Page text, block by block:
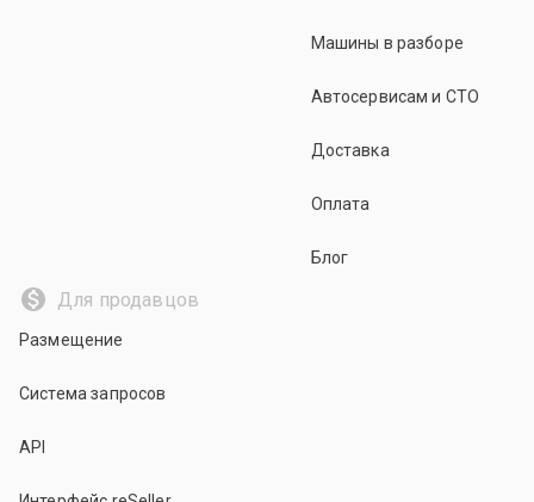
Машины в разборе
Автосервисам и СТО
Доставка
Оплата
Блог
Для продавцов
Размещение
Система запросов
API